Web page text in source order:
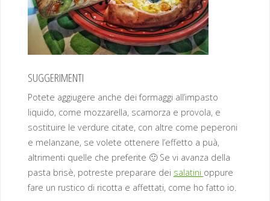
SUGGERIMENTI
Potete aggiugere anche dei formaggi all’impasto
liquido, come mozzarella, scamorza e provola, e
sostituire le verdure citate, con altre come peperoni
e melanzane, se volete ottenere l’effetto a puà,
altrimenti quelle che preferite 🙂 Se vi avanza della
pasta brisè, potreste preparare dei salatini oppure
fare un rustico di ricotta e affettati, come ho fatto io.